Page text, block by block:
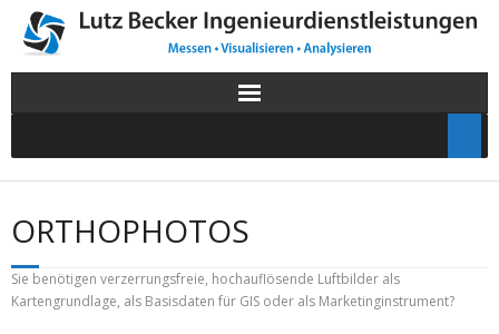
ORTHOPHOTOS
Sie benötigen verzerrungsfreie, hochauflösende Luftbilder als
Kartengrundlage, als Basisdaten für GIS oder als Marketinginstrument?